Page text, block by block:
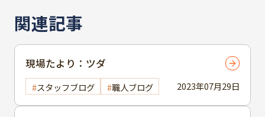
関連記事
2023年07月29日
現場たより：ツダ
スタッフブログ 職人ブログ